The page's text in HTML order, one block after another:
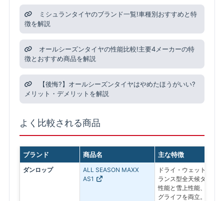
ミシュランタイヤのブランド一覧!車種別おすすめと特
徴を解説
オールシーズンタイヤの性能比較!主要4メーカーの特
徴とおすすめ商品を解説
【後悔?】オールシーズンタイヤはやめたほうがいい?
メリット・デメリットを解説
よく比較される商品
ブランド 商品名 主な特徴
ダンロップ
ALL SEASON MAXX
AS1
ドライ・ウェット・雪
ランス型全天候タイヤ
性能と雪上性能、夏タ
グライフを両立。